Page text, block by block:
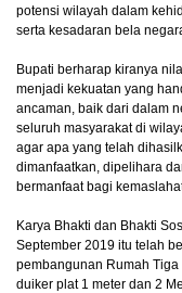
potensi wilayah dalam
serta kesadaran bela
Bupati berharap kiranya
menjadi kekuatan yang
ancaman, baik dari dalam
seluruh masyarakat di
agar apa yang telah
dimanfaatkan, dipelihara
bermanfaat bagi
Karya Bhakti dan Bhakti
September 2019 itu telah
pembangunan Rumah
duiker plat 1 meter dan 2